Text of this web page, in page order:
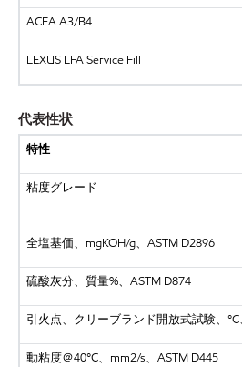
ACEA A3/B4
LEXUS LFA Service Fill
代表性状
特性
粘度グレード
全塩基価、mgKOH/g、ASTM D2896
硫酸灰分、質量%、ASTM D874
引火点、クリーブランド開放式試験、°C
動粘度＠40°C、mm2/s、ASTM D445